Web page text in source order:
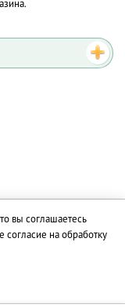
владельцам.
вы соглашаетесь
согласие на обработку